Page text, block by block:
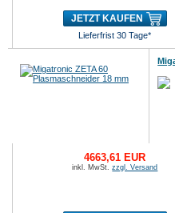
JETZT KAUFEN
Lieferfrist 30 Tage*
4663,61 EUR
inkl. MwSt.zzgl. Versand